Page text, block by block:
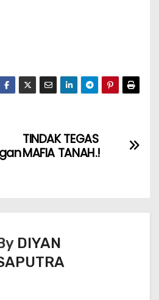
TINDAK TEGAS
MAFIA TANAH.!
DIYAN